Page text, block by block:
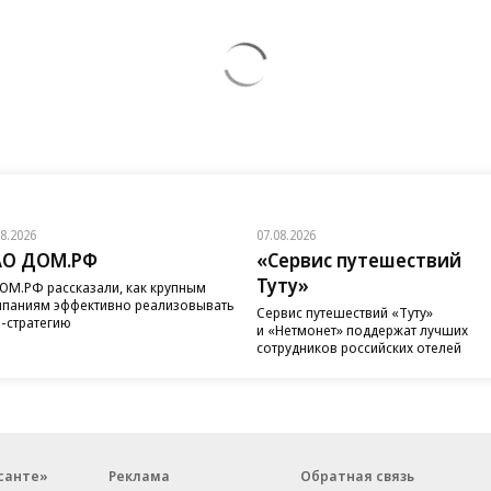
ДОМ.РФ
рассказали, как крупным
эффективно реализовывать
стратегию
07.08.2026
«Сервис путешествий
Туту»
Сервис путешествий «Туту»
и «Нетмонет» поддержат лучших
сотрудников российских отелей
Реклама
Обратная связь